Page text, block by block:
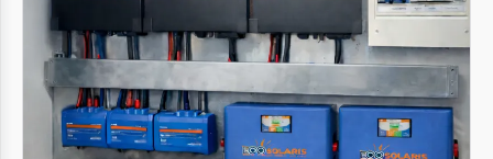
Autentifică-
Înregistrează-